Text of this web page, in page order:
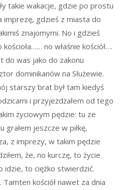
takie wakacje, gdzie po prostu
imprezę, gdzieś z miasta do
znajomymi. No i gdzieś
no właśnie kościół….
do was jako do zakonu
dominikanów na Służewie.
starszy brat był tam kiedyś
i przyjeżdżałem od tego
życiowym pędzie: tu ze
grałem jeszcze w piłkę,
z imprezy, w takim pędzie
że, no kurczę, to życie
idzie, to ciężko stwierdzić.
Tamten kościół nawet za dnia